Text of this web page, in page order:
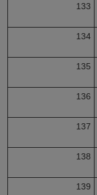
133
134
135
136
137
138
139